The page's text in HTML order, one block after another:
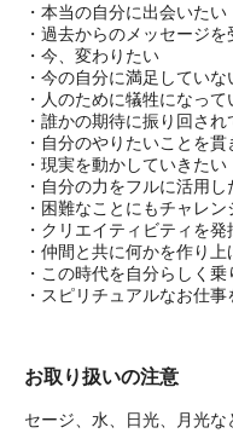
・本当の自分に出会いたい
・過去からのメッセージ
・今、変わりたい
・今の自分に満足していな
・人のために犠牲になって
・誰かの期待に振り回され
・自分のやりたいことを貫
・現実を動かしていきたい
・自分の力をフルに活用し
・困難なことにもチャレ
・クリエイティビティを
・仲間と共に何かを作り上
・この時代を自分らしく
・スピリチュアルなお仕
お取り扱いの注意
セージ、水、日光、月光な